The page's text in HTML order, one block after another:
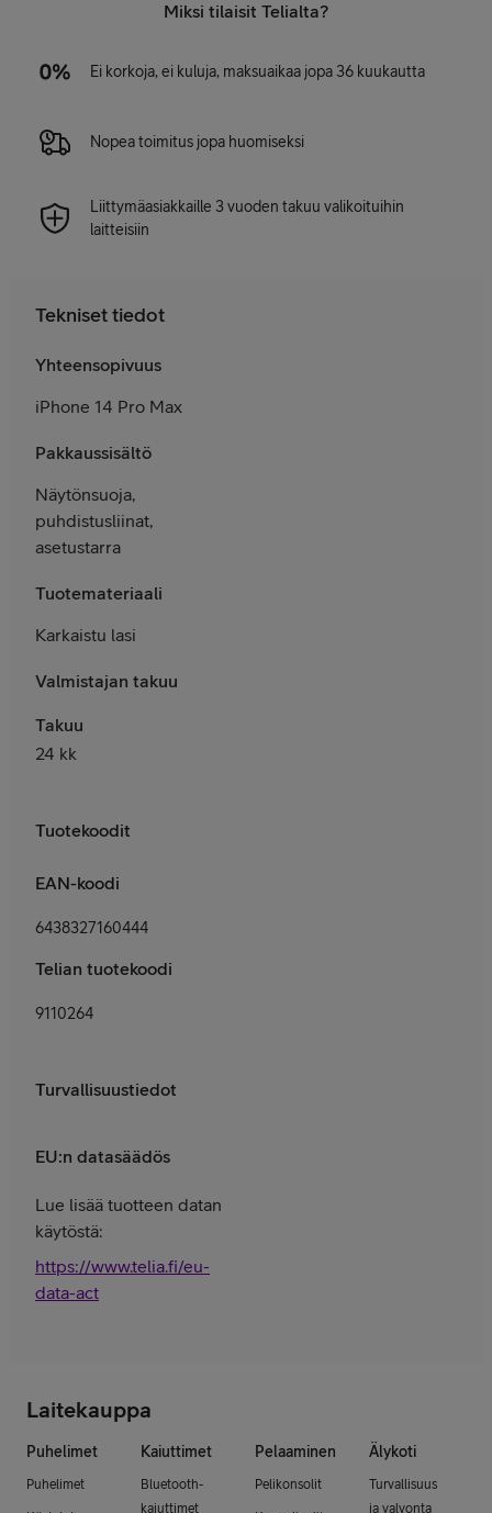
Miksi tilaisit Telialta?
Ei korkoja, ei kuluja, maksuaikaa jopa 36 kuukautta
Nopea toimitus jopa huomiseksi
Liittymäasiakkaille 3 vuoden takuu valikoituihin
laitteisiin
Tekniset tiedot
Yhteensopivuus
iPhone 14 Pro Max
Pakkaussisältö
Näytönsuoja,
puhdistusliinat,
asetustarra
Tuotemateriaali
Karkaistu lasi
Valmistajan takuu
Takuu
24 kk
Tuotekoodit
EAN-koodi
6438327160444
Telian tuotekoodi
9110264
Turvallisuustiedot
EU:n datasäädös
Lue lisää tuotteen datan
käytöstä:
https://www.telia.fi/eu-
data-act
Laitekauppa
Puhelimet
Puhelimet
Kaiuttimet
Bluetooth-
kaiuttimet
Pelaaminen
Pelikonsolit
Älykoti
Turvallisuus
ja valvonta